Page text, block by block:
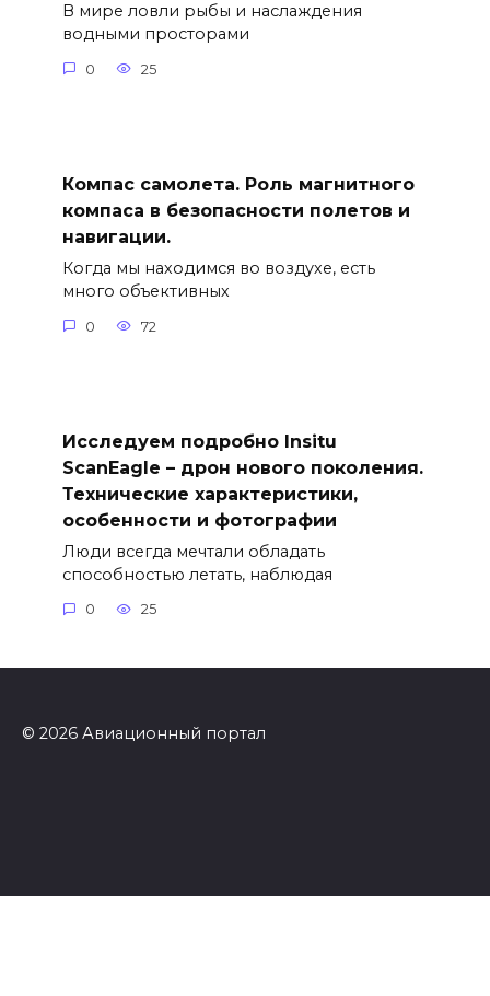
В мире ловли рыбы и наслаждения
водными просторами
0 25
Компас самолета. Роль магнитного
компаса в безопасности полетов и
навигации.
Когда мы находимся во воздухе, есть
много объективных
0 72
Исследуем подробно Insitu
ScanEagle – дрон нового поколения.
Технические характеристики,
особенности и фотографии
Люди всегда мечтали обладать
способностью летать, наблюдая
0 25
© 2026 Авиационный портал